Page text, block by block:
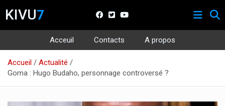
KIVU7
Acceuil Contacts
A propos
contenu
Accueil
Actualité
Goma : Hugo Budaho, personnage controversé ?